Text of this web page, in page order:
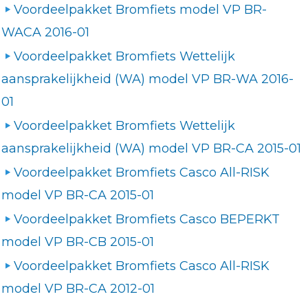
Voordeelpakket Bromfiets model VP BR-
WACA 2016-01
Voordeelpakket Bromfiets Wettelijk
aansprakelijkheid (WA) model VP BR-WA 2016-
01
Voordeelpakket Bromfiets Wettelijk
aansprakelijkheid (WA) model VP BR-CA 2015-01
Voordeelpakket Bromfiets Casco All-RISK
model VP BR-CA 2015-01
Voordeelpakket Bromfiets Casco BEPERKT
model VP BR-CB 2015-01
Voordeelpakket Bromfiets Casco All-RISK
model VP BR-CA 2012-01